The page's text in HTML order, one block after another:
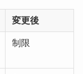
変更後
制限